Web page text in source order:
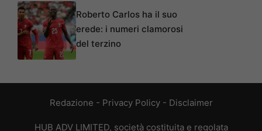
Roberto Carlos ha il suo
erede: i numeri clamorosi
del terzino
Redazione - Privacy Policy- Disclaimer
HUB ADV LIMITED, società costituita e regolata